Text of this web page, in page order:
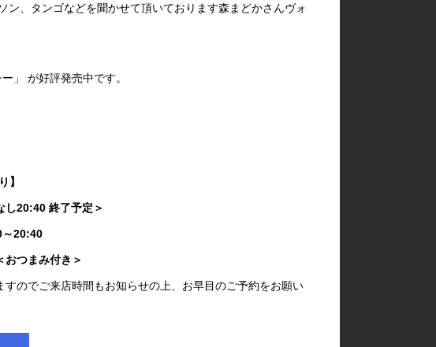
ン、タンゴなどを聞かせて頂いております森まどかさんヴォ
」 が好評発売中です。
】
し20:40 終了予定＞
～20:40
おつまみ付き＞
のでご来店時間もお知らせの上、お早目のご予約をお願い